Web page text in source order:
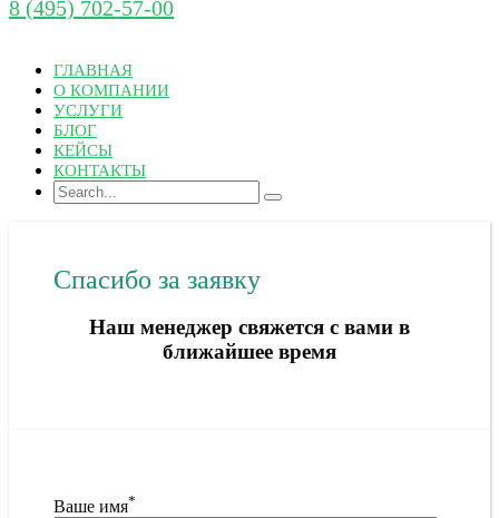
8 (495) 702-57-00
ГЛАВНАЯ
О КОМПАНИИ
УСЛУГИ
БЛОГ
КЕЙСЫ
КОНТАКТЫ
Спасибо за заявку
Наш менеджер свяжется с вами в
ближайшее время
Ваше имя*